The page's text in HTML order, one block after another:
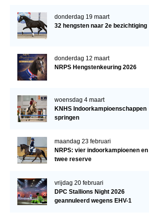
donderdag 19 maart
32 hengsten naar 2e bezichtiging
donderdag 12 maart
NRPS Hengstenkeuring 2026
woensdag 4 maart
KNHS Indoorkampioenschappen
springen
maandag 23 februari
NRPS: vier indoorkampioenen en
twee reserve
vrijdag 20 februari
DPC Stallions Night 2026
geannuleerd wegens EHV-1